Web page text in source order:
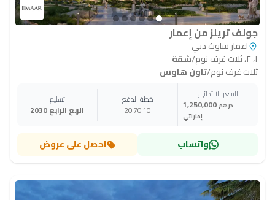
جولف تريلز من إعمار
اعمار ساوث دبي
١، ٢، ثلاث غرف نوم
/شقة
ثلاث غرف نوم/تاون هاوس
السعر الابتدائي
1,250,000 درهم
إماراتي
خطة الدفع
10
70
20
تسليم
الربع الرابع 2030
واتساب احصل على عروض